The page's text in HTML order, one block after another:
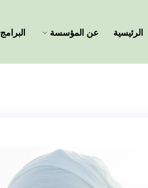
الرئيسية عن المؤسسة البرامج